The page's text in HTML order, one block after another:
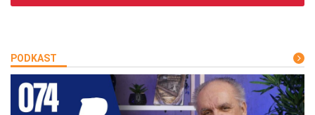
PODKAST